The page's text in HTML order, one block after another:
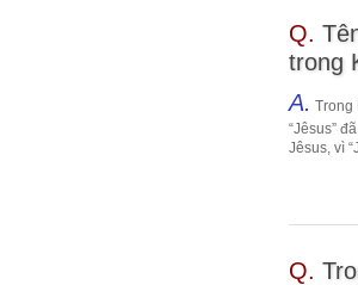
Q.
trong
A. Trong
“Jêsus”
Jêsus, vì
Q.